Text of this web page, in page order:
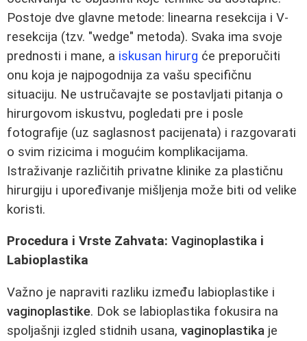
Postoje dve glavne metode: linearna resekcija i V-
resekcija (tzv. "wedge" metoda). Svaka ima svoje
prednosti i mane, a iskusan hirurg će preporučiti
onu koja je najpogodnija za vašu specifičnu
situaciju. Ne ustručavajte se postavljati pitanja o
hirurgovom iskustvu, pogledati pre i posle
fotografije (uz saglasnost pacijenata) i razgovarati
o svim rizicima i mogućim komplikacijama.
Istraživanje različitih privatne klinike za plastičnu
hirurgiju i upoređivanje mišljenja može biti od velike
koristi.
Procedura i Vrste Zahvata: Vaginoplastika i
Labioplastika
Važno je napraviti razliku između labioplastike i
vaginoplastike. Dok se labioplastika fokusira na
spoljašnji izgled stidnih usana, vaginoplastika je